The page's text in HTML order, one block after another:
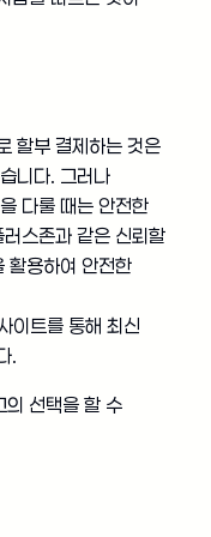
할부 결제하는 것은
니다. 그러나
다룰 때는 안전한
스존과 같은 신뢰할
활용하여 안전한
트를 통해 최신
.
의 선택을 할 수